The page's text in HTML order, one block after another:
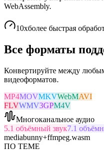
WebAssembly.
10xболее быстрая
Все форматы
Конвертируйте между
видеоформатов.
MP4MOVMKVWebMAVI
FLVWMV3GPM4V
Многоканальное аудио
5.1 объёмный звук7.1
mediabunny+ffmpeg.wasm
ПО ТЕМЕ